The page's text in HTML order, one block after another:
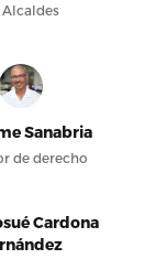
Alcaldes
Sanabria
de derecho
Cardona